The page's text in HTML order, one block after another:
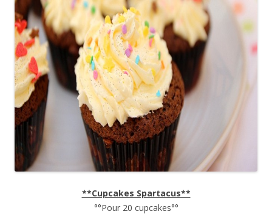
**Cupcakes Spartacus**
°°Pour 20 cupcakes°°